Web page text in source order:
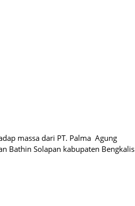
massa dari PT. Palma Agung
Bathin Solapan kabupaten Bengkalis